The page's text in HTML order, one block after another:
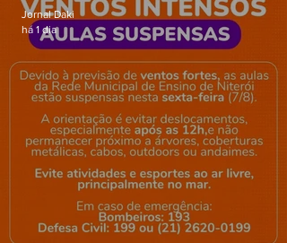
Jornal Daki
há 1 dia